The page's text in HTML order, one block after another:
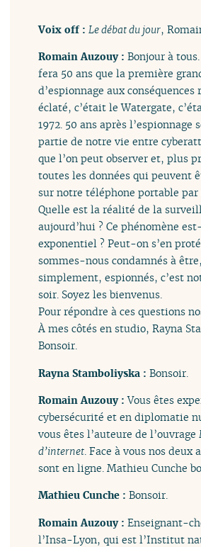
Voix off :Le débat du jour,
Romain Auzouy :Bonjour à
fera 50 ans que la première
d’espionnage aux
éclaté, c’était le Watergate,
1972. 50 ans après l’espionnage
partie de notre vie entre
que l’on peut observer et, plus
toutes les données qui peuvent
sur notre téléphone portable par
Quelle est la réalité de la
aujourd’hui ? Ce phénomène
exponentiel ? Peut-on s’en
sommes-nous condamnés à
simplement, espionnés, c’est
soir. Soyez les bienvenus.
Pour répondre à ces questions
À mes côtés en studio, Rayna
Bonsoir.
Rayna Stamboliyska :Bonsoir.
Romain Auzouy :Vous êtes
cybersécurité et en diplomatie
vous êtes l’auteure de l’ouvrage
d’internet. Face à vous nos deux
sont en ligne. Mathieu Cunche
Mathieu Cunche :Bonsoir.
Romain Auzouy :Enseignant-
l’Insa-Lyon, qui est l’Institut